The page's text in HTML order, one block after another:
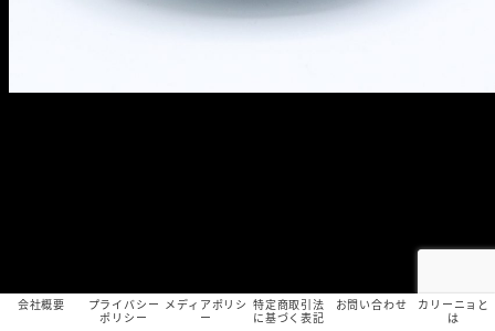
会社概要
プライバシー
ポリシー
メディアポリシ
ー
特定商取引法
に基づく表記
お問い合わせ
カリーニョと
は